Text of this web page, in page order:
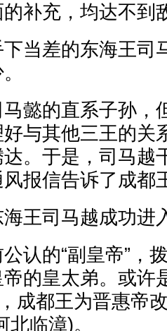
补充，均达不到
当差的东海王司
懿的直系子孙，
与其他三王的关
。于是，司马越
报信告诉了成都
王司马越成功进
认的“副皇帝”，
的皇太弟。或许
成都王为晋惠帝
临漳)。